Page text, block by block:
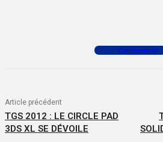
Commenter
Article précédent
TGS 2012 : LE CIRCLE PAD
3DS XL SE DÉVOILE